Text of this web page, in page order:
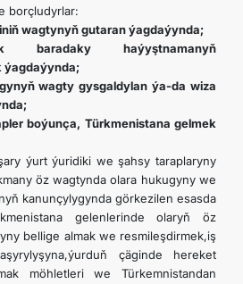
borçludyrlar:
wagtynyň gutaran ýagdaýynda;
baradaky haýyştnamanyň
ýagdaýynda;
wagty gysgaldylan ýa-da wiza
boýunça, Türkmenistana gelmek
ýurt ýuridiki we şahsy taraplaryny
öz wagtynda olara hukugyny we
kanunçylygynda görkezilen esasda
gelenlerinde olaryň öz
bellige almak we resmileşdirmek,iş
çäginde hereket
möhletleri we Türkemnistandan